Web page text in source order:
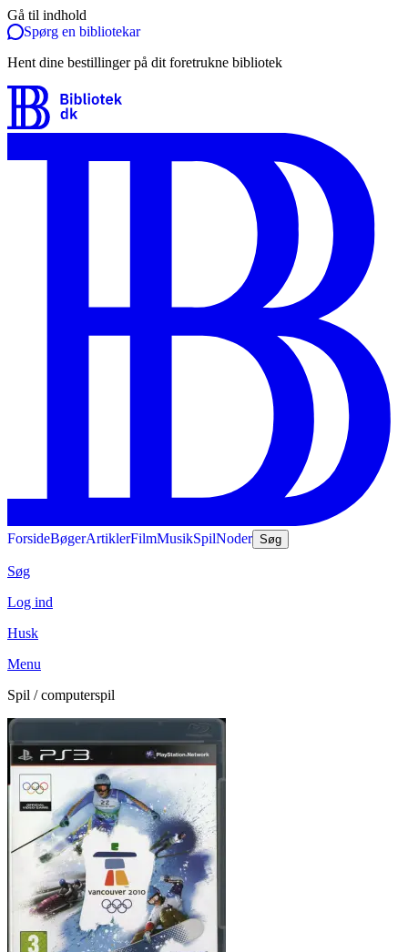
Gå til indhold
Spørg en bibliotekar
Hent dine bestillinger på dit foretrukne bibliotek
ForsideBøgerArtiklerFilmMusikSpilNoder Søg
Søg
Log ind
Husk
Menu
Spil / computerspil